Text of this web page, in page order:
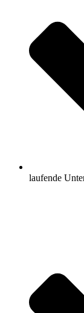
laufende